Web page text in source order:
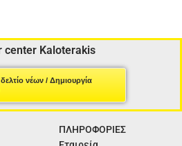
center Kaloterakis
νέων / Δημιουργία
ΠΛΗΡΟΦΟΡΙΕΣ